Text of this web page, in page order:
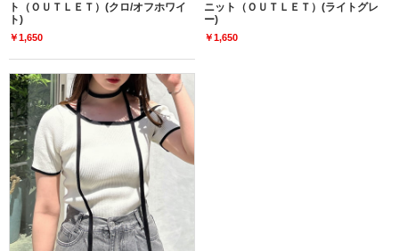
ト（ＯＵＴＬＥＴ）(クロ/オフホワイ
ト)
￥1,650
ニット（ＯＵＴＬＥＴ）(ライトグレ
ー)
￥1,650